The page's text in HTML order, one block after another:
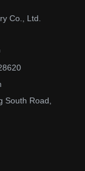
Co., Ltd.
South Road,